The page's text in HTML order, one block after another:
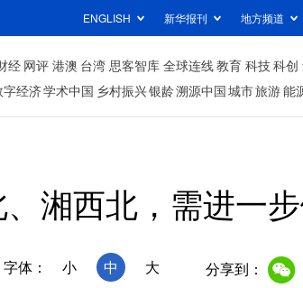
ENGLISH 新华报刊 地方频道
经 网评 港澳 台湾 思客智库 全球连线教育 科技科创
字经济学术中国 乡村振兴银龄溯源中国城市旅游能
湘西北，需进一
字体： 小 中 大 分享到：